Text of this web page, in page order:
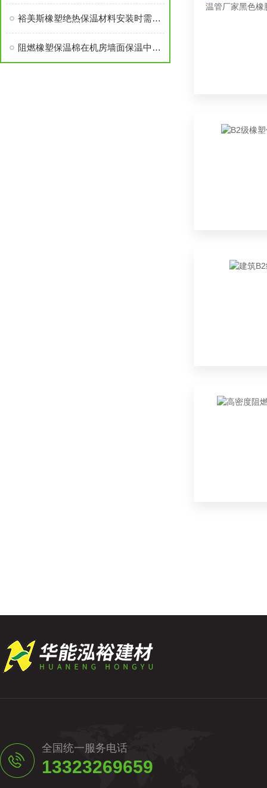
裕美斯橡塑绝热保温材料安装时需要注意的几点！
阻燃橡塑保温棉在机房墙面保温中应有多厚？
全国统一服务电话
13323269659